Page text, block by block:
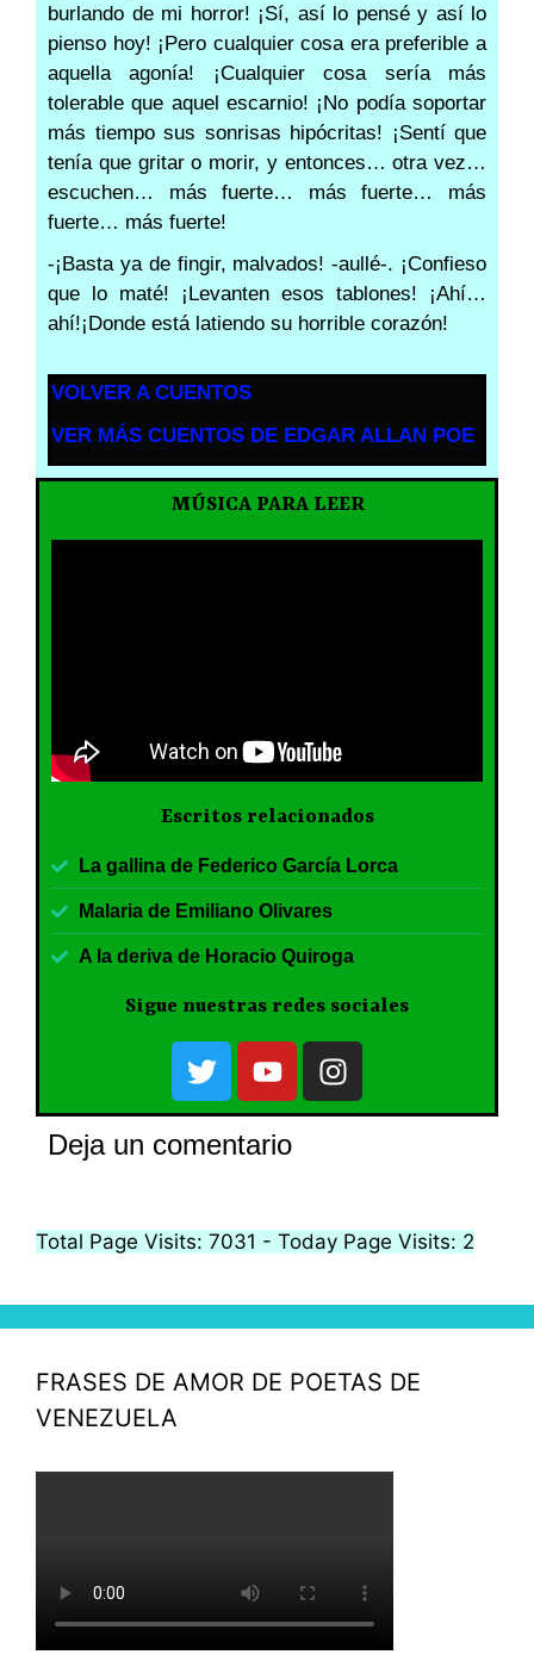
burlando de mi horror! ¡Sí, así lo pensé y así lo
pienso hoy! ¡Pero cualquier cosa era preferible a
aquella agonía! ¡Cualquier cosa sería más
tolerable que aquel escarnio! ¡No podía soportar
más tiempo sus sonrisas hipócritas! ¡Sentí que
tenía que gritar o morir, y entonces… otra vez…
escuchen… más fuerte… más fuerte… más
fuerte… más fuerte!
-¡Basta ya de fingir, malvados! -aullé-. ¡Confieso
que lo maté! ¡Levanten esos tablones! ¡Ahí…
ahí!¡Donde está latiendo su horrible corazón!
VOLVER A CUENTOS
VER MÁS CUENTOS DE EDGAR ALLAN POE
MÚSICA PARA LEER
Escritos relacionados
La gallina de Federico García Lorca
Malaria de Emiliano Olivares
A la deriva de Horacio Quiroga
Sigue nuestras redes sociales
Deja un comentario
Total Page Visits: 7031 - Today Page Visits: 2
FRASES DE AMOR DE POETAS DE
VENEZUELA